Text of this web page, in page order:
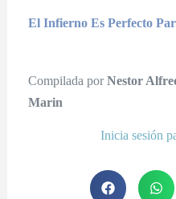
El Infierno Es Perfecto
Compilada porNestor
Marin
Inicia sesión